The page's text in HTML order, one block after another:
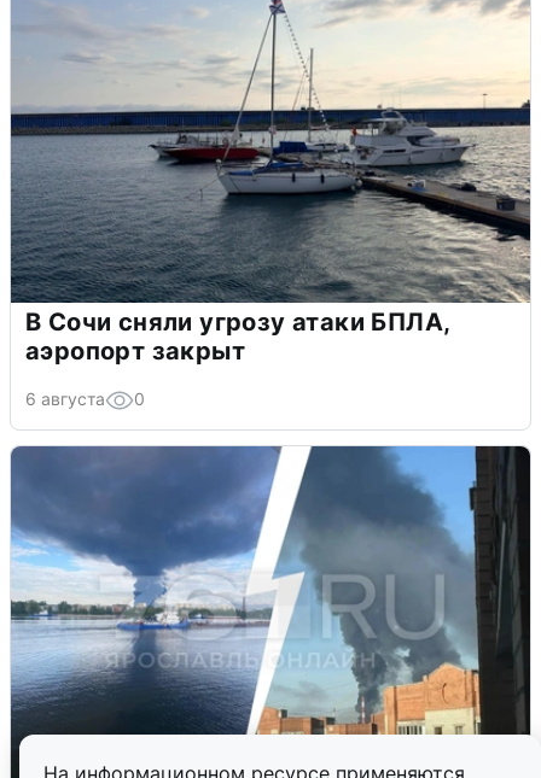
На информационном ресурсе применяются
В Сочи сняли угрозу атаки БПЛА,
аэропорт закрыт
6 августа 0